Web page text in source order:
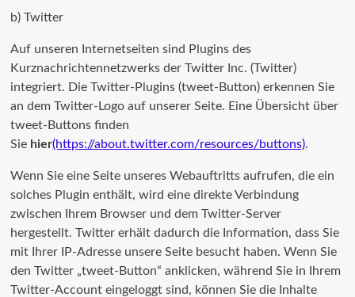
b) Twitter
Auf unseren Internetseiten sind Plugins des
Kurznachrichtennetzwerks der Twitter Inc. (Twitter)
integriert. Die Twitter-Plugins (tweet-Button) erkennen Sie
an dem Twitter-Logo auf unserer Seite. Eine Übersicht über
tweet-Buttons finden
Sie hier(https://about.twitter.com/resources/buttons).
Wenn Sie eine Seite unseres Webauftritts aufrufen, die ein
solches Plugin enthält, wird eine direkte Verbindung
zwischen Ihrem Browser und dem Twitter-Server
hergestellt. Twitter erhält dadurch die Information, dass Sie
mit Ihrer IP-Adresse unsere Seite besucht haben. Wenn Sie
den Twitter „tweet-Button“ anklicken, während Sie in Ihrem
Twitter-Account eingeloggt sind, können Sie die Inhalte